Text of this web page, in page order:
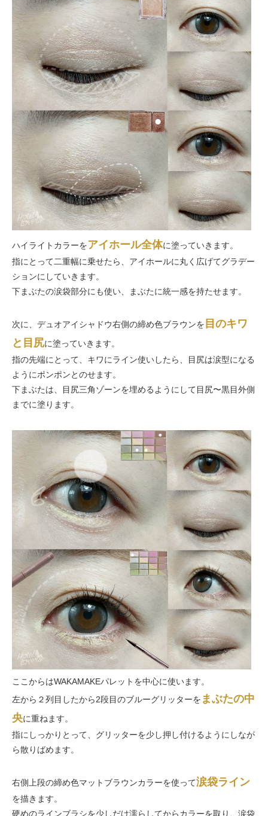
ハイライトカラーをアイホール全体に塗っていきます。
指にとって二重幅に乗せたら、アイホールに丸く広げてグラデー
ションにしていきます。
下まぶたの涙袋部分にも使い、まぶたに統一感を持たせます。
次に、デュオアイシャドウ右側の締め色ブラウンを 目のキワ
と目尻に塗っていきます。
指の先端にとって、キワにライン使いしたら、目尻は涙型になる
ようにポンポンとのせます。
下まぶたは、目尻三角ゾーンを埋めるようにして目尻〜黒目外側
までに塗ります。
ここからはWAKAMAKEパレットを中心に使います。
左から２列目したから2段目のブルーグリッターを まぶたの中
央に重ねます。
指にしっかりとって、グリッターを少し押し付けるようにしなが
ら散りばめます。
右側上段の締め色マットブラウンカラーを使って涙袋ライン
を描きます。
硬めのラインブラシを少しだけ濡らしてからカラーを取り、涙袋